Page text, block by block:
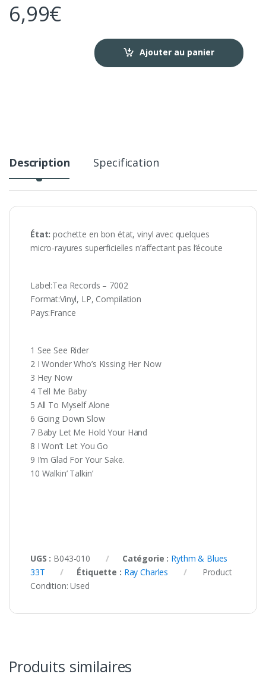
6,99€
Ajouter au panier
Description Specification
État: pochette en bon état, vinyl avec quelques
micro-rayures superficielles n’affectant pas l’écoute
Label:Tea Records ‎– 7002
Format:Vinyl, LP, Compilation
Pays:France
1 See See Rider
2 I Wonder Who’s Kissing Her Now
3 Hey Now
4 Tell Me Baby
5 All To Myself Alone
6 Going Down Slow
7 Baby Let Me Hold Your Hand
8 I Won’t Let You Go
9 I’m Glad For Your Sake.
10 Walkin’ Talkin’
UGS : B043-010 Catégorie : Rythm & Blues
33T
Étiquette : Ray Charles
Product
Condition:Used
Produits similaires